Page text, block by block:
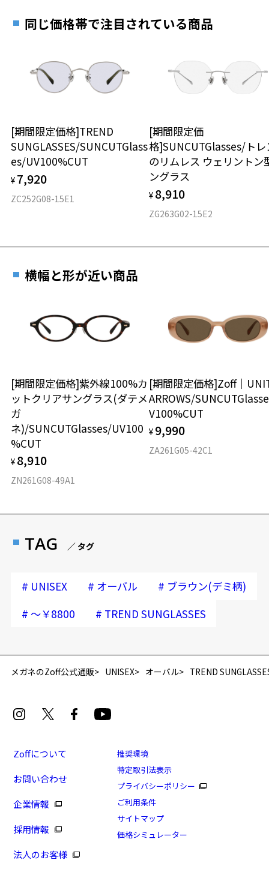
ん。
※度付きサングラスをお求めの際は、レンズ選択画面で度数入力後、
＜実店舗でサングラスまたはパッケージ商品等のレンズ交換について
2024年3月1日から、店頭に商品をお持ち込みいただいて、レンズ交換
店頭でレンズ交換をされるお客様は、商品発送から6か月以内に、ご購
入した商品本体と発送日がわかる【商品発送メール】を店頭スタッフ
にご提示いだければ、初回に限り加工賃はかかりませんので、必ずス
タッフにご提示ください。
商品発送から6か月を過ぎた場合、又はお客様からの【商品発送メー
ル】のご提示が無かった場合、レンズ代金の他に加工賃として3,300
円(税込)を頂戴いたしますので、予めご了承ください。
※メガネ：デモレンズを外した重さ
タイプ
材質
フロント素材：アセテート
その際は記入用紙をダウンロードしてお使いください。
同じ価格帯で注目されている商品
[期間限定価格]TREND
SUNGLASSES/SUNCUTGlass
es/UV100%CUT
¥ 7,920
ZC252G08-15E1
[期間限定価
格]SUNCUTGlasses/トレ
のリムレス ウェリントン
ングラス
¥ 8,910
ZG263G02-15E2
横幅と形が近い商品
[期間限定価格]紫外線100%カ
ットクリアサングラス(ダテメ
ガ
ネ)/SUNCUTGlasses/UV100
%CUT
¥ 8,910
ZN261G08-49A1
[期間限定価格]Zoff｜
ARROWS/
V100%CUT
¥ 9,990
ZA261G05-42C1
TAG ／ タグ
# UNISEX # オーバル # ブラウン(デミ柄)
# ～￥8800 # TREND SUNGLASSES
メガネのZoff公式通販 UNISEX オーバル TREND
Zoffについて
お問い合わせ
企業情報
採用情報
法人のお客様
推奨環境
特定取引法表示
プライバシーポリシー
ご利用条件
サイトマップ
価格シミュレーター